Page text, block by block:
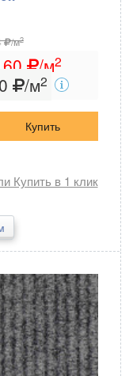
/м2
/м2
/м2
Купить
Купить в 1 клик